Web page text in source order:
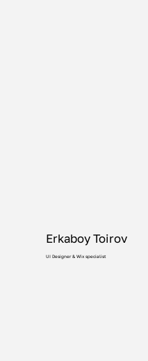
UI Designer & Wix specialist
Erkaboy Toirov